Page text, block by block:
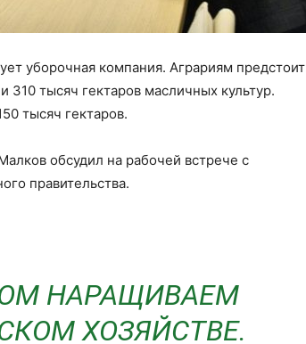
уборочная компания. Аграриям предстоит
310 тысяч гектаров масличных культур.
тысяч гектаров.
обсудил на рабочей встрече с
правительства.
НАРАЩИВАЕМ
ХОЗЯЙСТВЕ.